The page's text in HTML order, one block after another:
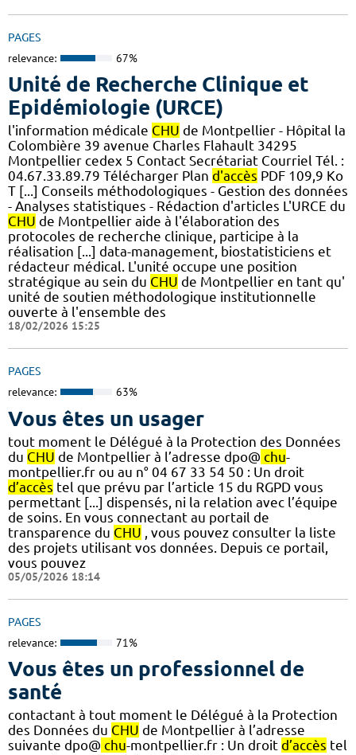
PAGES
relevance: 67%
Unité de Recherche Clinique et
Epidémiologie (URCE)
l'information médicale CHU de Montpellier - Hôpital la
Colombière 39 avenue Charles Flahault 34295
Montpellier cedex 5 Contact Secrétariat Courriel Tél. :
04.67.33.89.79 Télécharger Plan d'accès PDF 109,9 Ko
T [...] Conseils méthodologiques - Gestion des données
- Analyses statistiques - Rédaction d'articles L'URCE du
CHU de Montpellier aide à l'élaboration des
protocoles de recherche clinique, participe à la
réalisation [...] data-management, biostatisticiens et
rédacteur médical. L'unité occupe une position
stratégique au sein du CHU de Montpellier en tant qu'
unité de soutien méthodologique institutionnelle
ouverte à l'ensemble des
18/02/2026 15:25
PAGES
relevance: 63%
Vous êtes un usager
tout moment le Délégué à la Protection des Données
du CHU de Montpellier à l’adresse dpo@ chu-
montpellier.fr ou au n° 04 67 33 54 50 : Un droit
d’accès tel que prévu par l’article 15 du RGPD vous
permettant [...] dispensés, ni la relation avec l’équipe
de soins. En vous connectant au portail de
transparence du CHU , vous pouvez consulter la liste
des projets utilisant vos données. Depuis ce portail,
vous pouvez
05/05/2026 18:14
PAGES
relevance: 71%
Vous êtes un professionnel de
santé
contactant à tout moment le Délégué à la Protection
des Données du CHU de Montpellier à l’adresse
suivante dpo@ chu-montpellier.fr : Un droit d’accès tel